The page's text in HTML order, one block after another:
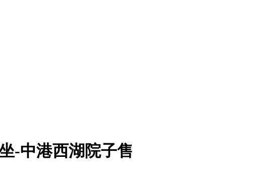
-中港西湖院子售